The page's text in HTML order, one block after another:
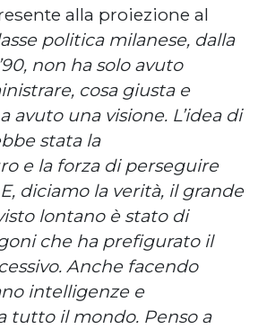
alla proiezione al
politica milanese, dalla
non ha solo avuto
cosa giusta e
avuto una visione. L’idea di
stata la
e la forza di perseguire
diciamo la verità, il grande
lontano è stato di
che ha prefigurato il
Anche facendo
intelligenze e
tutto il mondo. Penso a